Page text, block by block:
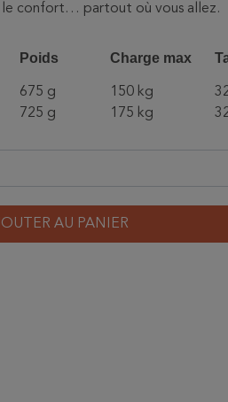
le confort… partout où vous allez.
Poids Charge max
675 g 150 kg
725 g 175 kg
AU PANIER